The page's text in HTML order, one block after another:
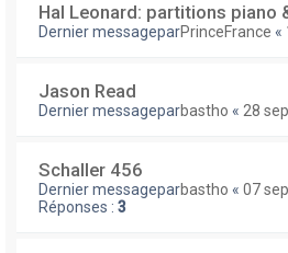
Hal Leonard: partitions piano
Dernier messageparPrinceFrance «
Jason Read
Dernier messageparbastho « 28
Schaller 456
Dernier messageparbastho « 07
Réponses : 3